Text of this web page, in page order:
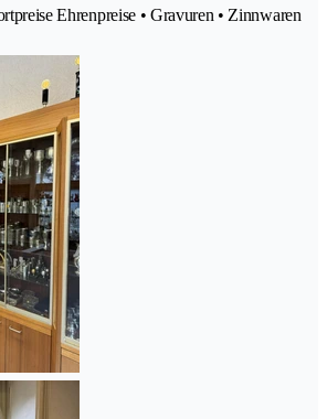
Ehrenpreise • Gravuren • Zinnwaren